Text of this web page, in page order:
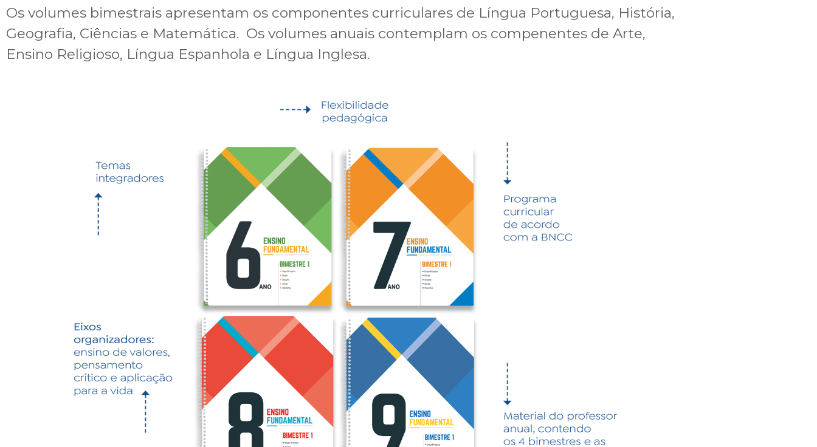
Os volumes bimestrais apresentam os componentes curriculares de Língua Portuguesa, História,
Geografia, Ciências e Matemática. Os volumes anuais contemplam os compenentes de Arte,
Ensino Religioso, Língua Espanhola e Língua Inglesa.